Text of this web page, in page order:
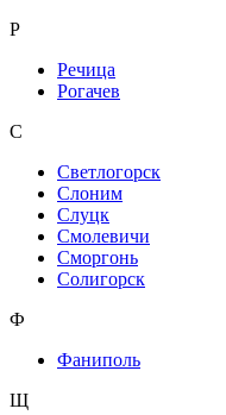
Р
Речица
Рогачев
С
Светлогорск
Слоним
Слуцк
Смолевичи
Сморгонь
Солигорск
Ф
Фаниполь
Щ